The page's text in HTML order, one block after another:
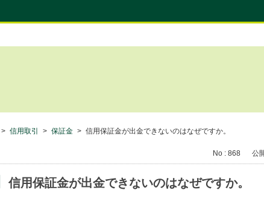
> 信用取引 > 保証金 > 信用保証金が出金できないのはなぜですか。
No : 868 公
信用保証金が出金できないのはなぜですか。